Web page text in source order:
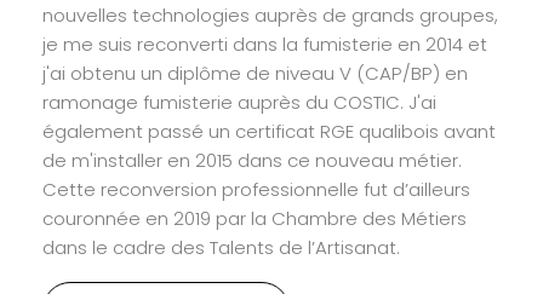
nouvelles technologies auprès de grands groupes,
je me suis reconverti dans la fumisterie en 2014 et
j'ai obtenu un diplôme de niveau V (CAP/BP) en
ramonage fumisterie auprès du COSTIC. J'ai
également passé un certificat RGE qualibois avant
de m'installer en 2015 dans ce nouveau métier.
Cette reconversion professionnelle fut d’ailleurs
couronnée en 2019 par la Chambre des Métiers
dans le cadre des Talents de l’Artisanat.